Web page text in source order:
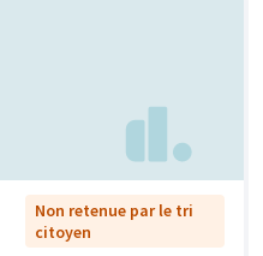
Non retenue par le tri
citoyen